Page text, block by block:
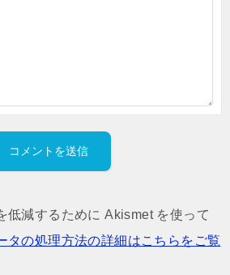
低減するために Akismet を使って
タの処理方法の詳細はこちらをご覧